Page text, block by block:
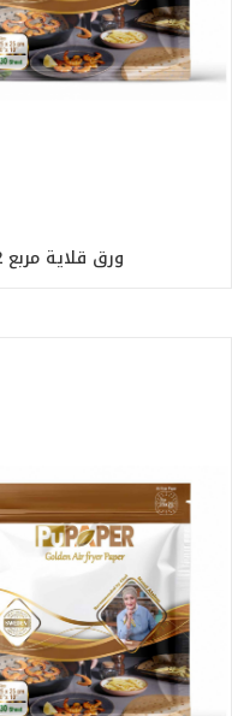
ورق قلاية مربع 22*22 سم بيوبيبر أوروبي.